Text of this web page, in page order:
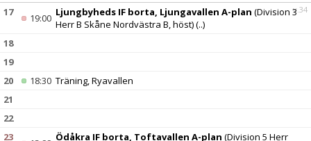
v.34
17 19:00 Ljungbyheds IF borta, Ljungavallen A-plan (Division 3
Herr B Skåne Nordvästra B, höst)(..)
18
19
20
18:30 Träning, Ryavallen
21
22
23
Ödåkra IF borta, Toftavallen A-plan (Division 5 Herr